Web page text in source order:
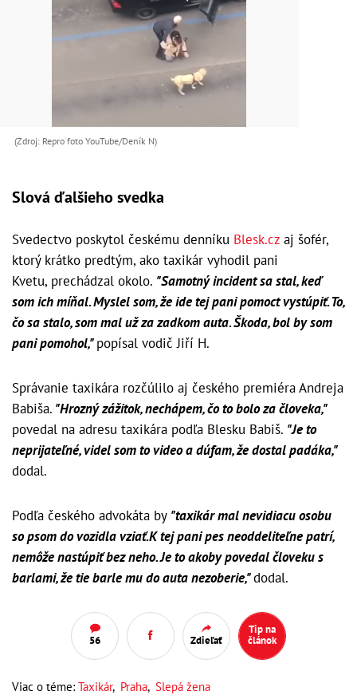
(Zdroj: Repro foto YouTube/Deník N)
Slová ďalšieho svedka
Svedectvo poskytol českému denníku Blesk.cz aj šofér,
ktorý krátko predtým, ako taxikár vyhodil pani
Kvetu, prechádzal okolo. "Samotný incident sa stal, keď
som ich míňal. Myslel som, že ide tej pani pomoct vystúpiť. To,
čo sa stalo, som mal už za zadkom auta. Škoda, bol by som
pani pomohol,"popísal vodič Jiří H.
Správanie taxikára rozčúlilo aj českého premiéra Andreja
Babiša. "Hrozný zážitok, nechápem, čo to bolo za človeka,"
povedal na adresu taxikára podľa Blesku Babiš. "Je to
neprijateľné, videl som to video a dúfam, že dostal padáka,"
dodal.
Podľa českého advokáta by "taxikár mal nevidiacu osobu
so psom do vozidla vziať.K tej pani pes neoddeliteľne patrí,
nemôže nastúpiť bez neho. Je to akoby povedal človeku s
barlami, že tie barle mu do auta nezoberie,"dodal.
56 Zdieľať
Tip na
článok
Viac o téme: Taxikár, Praha, Slepá žena